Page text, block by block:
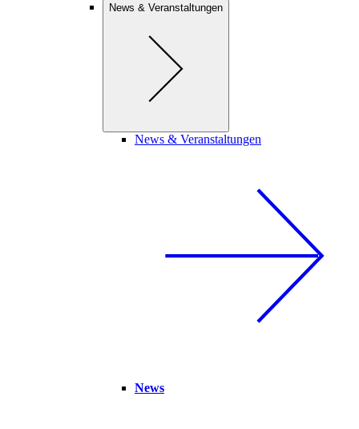
News & Veranstaltungen
News & Veranstaltungen
News